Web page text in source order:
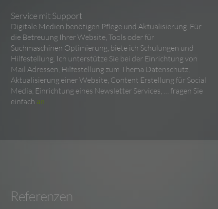
Service mit Support
Digitale Medien benötigen Pflege und Aktualisierung. Für
die Betreuung Ihrer Website, Tools oder für
Suchmaschinen Optimierung, biete ich Schulungen und
Hilfestellung. Ich unterstütze Sie bei der Einrichtung von
Mail Adressen, Hilfestellung zum Thema Datenschutz,
Aktualisierung einer Website, Content Erstellung für Social
Media, Einrichtung eines Newsletter Services, … fragen Sie
einfach an.
Referenzen